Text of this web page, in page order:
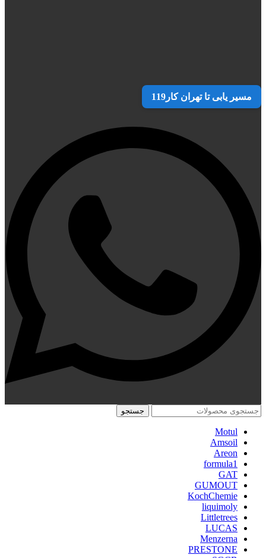
مسیر یابی تا تهران کار119
جستجو
Motul
Amsoil
Areon
formula1
GAT
GUMOUT
KochChemie
liquimoly
Littletrees
LUCAS
Menzerna
PRESTONE